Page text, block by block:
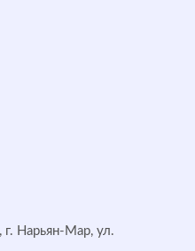
Нарьян-Мар, ул.